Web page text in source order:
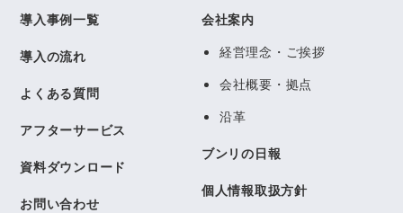
導入事例一覧
導入の流れ
よくある質問
アフターサービス
資料ダウンロード
お問い合わせ
会社案内
経営理念・ご挨拶
会社概要・拠点
沿革
ブンリの日報
個人情報取扱方針